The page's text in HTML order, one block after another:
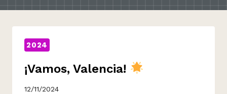
2024
¡Vamos, Valencia!
12/11/2024